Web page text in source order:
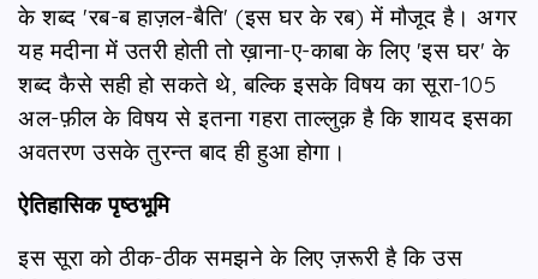
के शब्द 'रब-ब हाज़ल-बैति' (इस घर के रब) में मौजूद है। अगर
यह मदीना में उतरी होती तो ख़ाना-ए-काबा के लिए 'इस घर' के
शब्द कैसे सही हो सकते थे, बल्कि इसके विषय का सूरा-105
अल-फ़ील के विषय से इतना गहरा ताल्लुक़ है कि शायद इसका
अवतरण उसके तुरन्त बाद ही हुआ होगा।
ऐतिहासिक पृष्ठभूमि
इस सूरा को ठीक-ठीक समझने के लिए ज़रूरी है कि उस